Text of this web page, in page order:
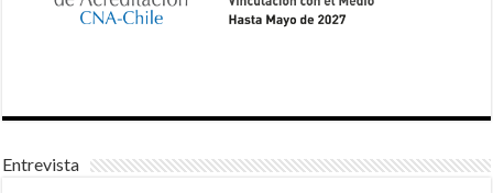
Entrevista